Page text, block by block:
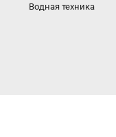
Водная техника